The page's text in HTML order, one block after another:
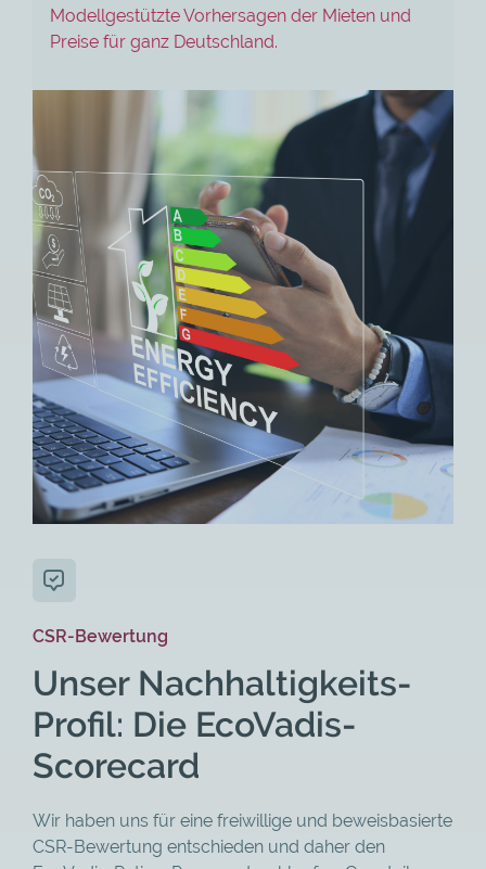
Modellgestützte Vorhersagen der Mieten und
Preise für ganz Deutschland.
CSR-Bewertung
Unser Nachhaltigkeits-
Profil: Die EcoVadis-
Scorecard
Wir haben uns für eine freiwillige und beweisbasierte
CSR-Bewertung entschieden und daher den